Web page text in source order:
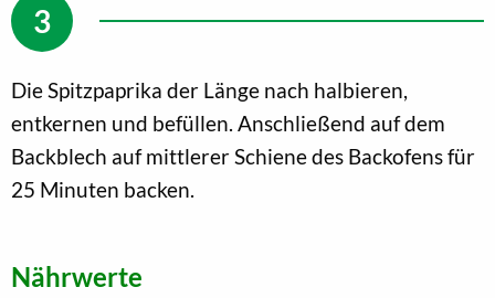
Die Spitzpaprika der Länge nach halbieren,
entkernen und befüllen. Anschließend auf dem
Backblech auf mittlerer Schiene des Backofens für
25 Minuten backen.
Nährwerte